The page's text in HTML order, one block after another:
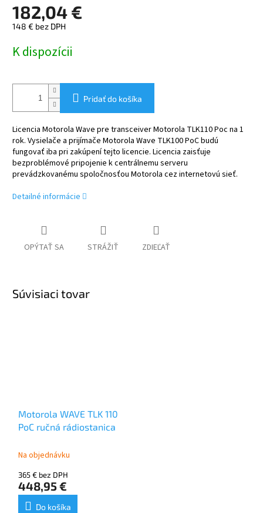
182,04 €
148 € bez DPH
cena:
K dispozícii
Pridať do košíka
Licencia Motorola Wave pre transceiver Motorola TLK110 Poc na 1
rok. Vysielače a prijímače Motorola Wave TLK100 PoC budú
fungovať iba pri zakúpení tejto licencie. Licencia zaisťuje
bezproblémové pripojenie k centrálnemu serveru
prevádzkovanému spoločnosťou Motorola cez internetovú sieť.
Detailné informácie
OPÝTAŤ SA STRÁŽIŤ ZDIEĽAŤ
Súvisiaci tovar
Motorola WAVE TLK 110
PoC ručná rádiostanica
Na objednávku
365 € bez DPH
448,95 €
Do košíka